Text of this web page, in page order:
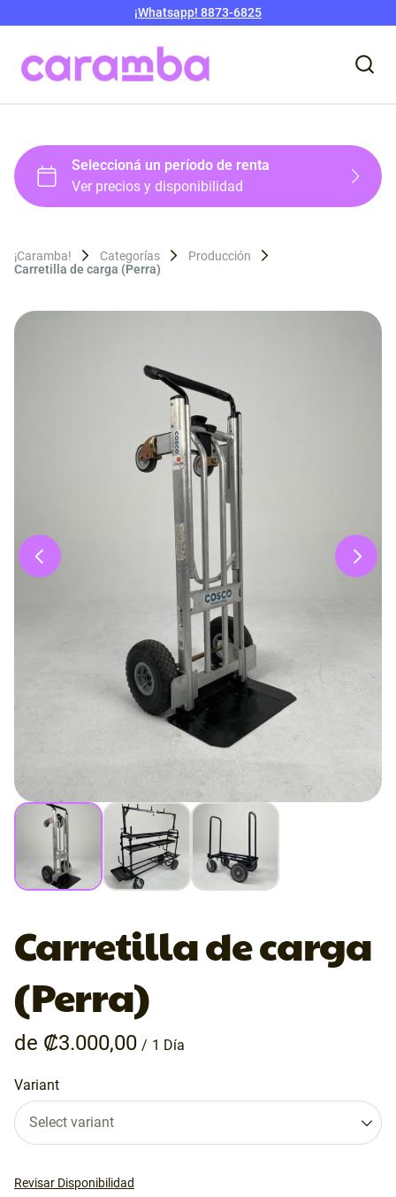
¡Whatsapp! 8873-6825
¡Caramba! Categorías
Producción
Carretilla de carga (Perra)
Carretilla de carga
(Perra)
/
Variant